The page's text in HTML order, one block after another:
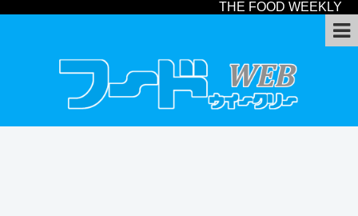
THE FOOD WEEKLY